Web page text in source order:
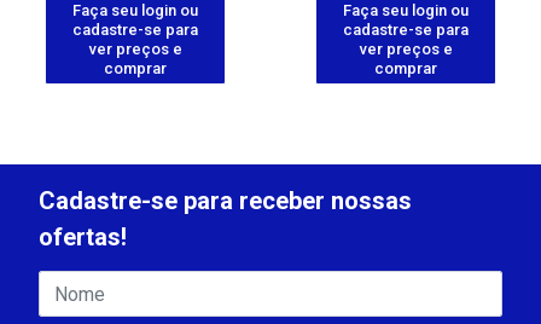
Faça seu login ou
cadastre-se para
ver preços e
comprar
Faça seu login ou
cadastre-se para
ver preços e
comprar
Cadastre-se para receber nossas
ofertas!